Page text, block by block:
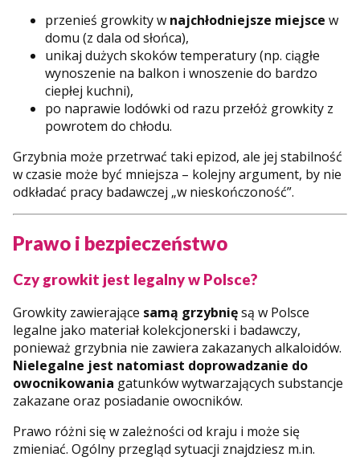
przenieś growkity w najchłodniejsze miejsce w
domu (z dala od słońca),
unikaj dużych skoków temperatury (np. ciągłe
wynoszenie na balkon i wnoszenie do bardzo
ciepłej kuchni),
po naprawie lodówki od razu przełóż growkity z
powrotem do chłodu.
Grzybnia może przetrwać taki epizod, ale jej stabilność
w czasie może być mniejsza – kolejny argument, by nie
odkładać pracy badawczej „w nieskończoność”.
Prawo i bezpieczeństwo
Czy growkit jest legalny w Polsce?
Growkity zawierające samą grzybnięsą w Polsce
legalne jako materiał kolekcjonerski i badawczy,
ponieważ grzybnia nie zawiera zakazanych alkaloidów.
Nielegalne jest natomiast doprowadzanie do
owocnikowania gatunków wytwarzających substancje
zakazane oraz posiadanie owocników.
Prawo różni się w zależności od kraju i może się
zmieniać. Ogólny przegląd sytuacji znajdziesz m.in.